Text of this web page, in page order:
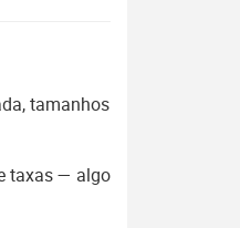
tamanhos
taxas — algo